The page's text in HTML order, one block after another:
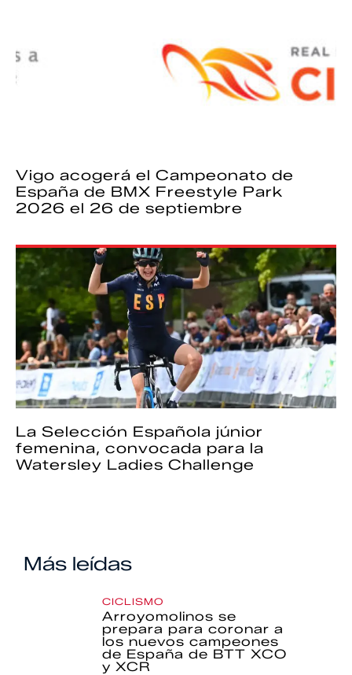
Vigo acogerá el Campeonato de
España de BMX Freestyle Park
2026 el 26 de septiembre
La Selección Española júnior
femenina, convocada para la
Watersley Ladies Challenge
Más leídas
CICLISMO
Arroyomolinos se
prepara para coronar a
los nuevos campeones
de España de BTT XCO
y XCR